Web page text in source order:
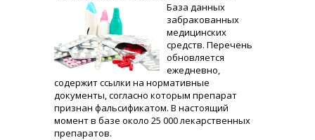
База данных
забракованных
медицинских
средств. Перечень
обновляется
ежедневно,
содержит ссылки на нормативные
документы, согласно которым препарат
признан фальсификатом. В настоящий
момент в базе около 25 000 лекарственных
препаратов.